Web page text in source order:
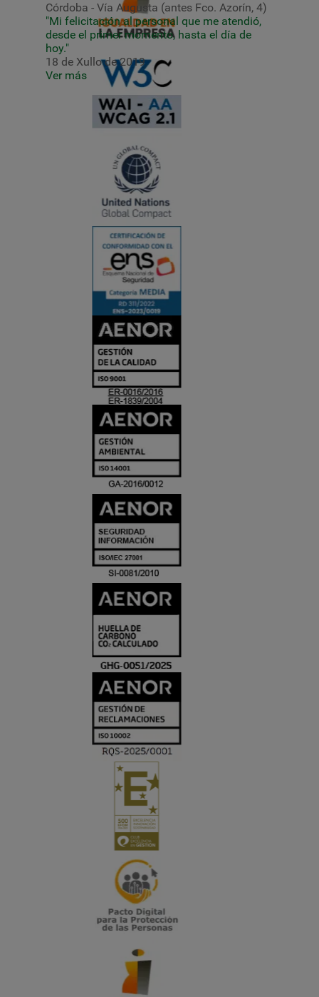
Córdoba - Vía Augusta (antes Fco. Azorín, 4)
"Mi felicitación al personal que me atendió,
desde el primer momento, hasta el día de
hoy."
18 de Xullo de 2019
Ver más